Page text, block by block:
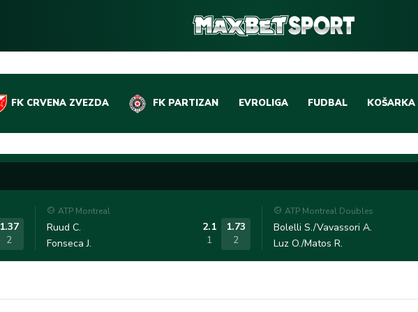
FK CRVENA ZVEZDA FK PARTIZAN EVROLIGA FUDBAL
DOMAĆI FUDBAL
LIGE PETICE
OSTALE LIGE
KOŠARKA
EVROLIGA
ABA LIGA
1.37
2
ATP Montreal
Ruud C.
Fonseca J.
2.1
1
1.73
2
ATP Montreal Doubles
Bolelli S./Vavassori A.
Luz O./Matos R.